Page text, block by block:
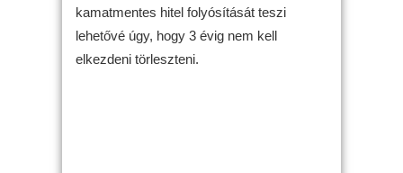
kamatmentes hitel folyósítását teszi
lehetővé úgy, hogy 3 évig nem kell
elkezdeni törleszteni.